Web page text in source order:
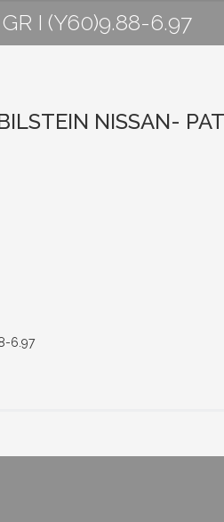
I (Y60)9.88-6.97
NISSAN-
6.97